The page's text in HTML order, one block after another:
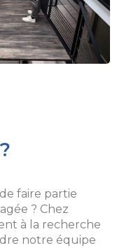
faire partie
? Chez
à la recherche
notre équipe